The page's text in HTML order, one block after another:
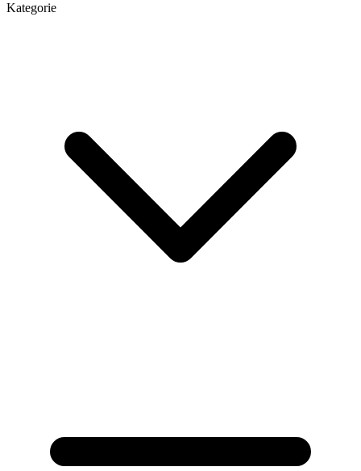
Kategorie